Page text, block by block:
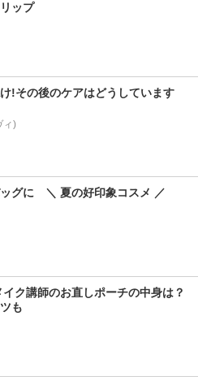
ップ
!その後のケアはどうしています
ィ)
グに　＼ 夏の好印象コスメ ／
ク講師のお直しポーチの中身は？
も